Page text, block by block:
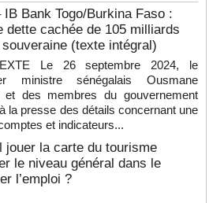
IB Bank Togo/Burkina Faso :
dette cachée de 105 milliards
(texte intégral)
Le 26 septembre 2024, le
ministre sénégalais Ousmane
et des membres du gouvernement
la presse des détails concernant une
et indicateurs...
jouer la carte du tourisme
le niveau général dans le
l’emploi ?